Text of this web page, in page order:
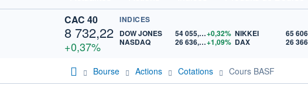
CAC 40
8 732,22
+0,37%
INDICES
DOW JONES
54 055,33+0,32%
NASDAQ
26 636,29+1,09%
NIKKEI
DAX
Bourse Actions Cotations Cours BASF